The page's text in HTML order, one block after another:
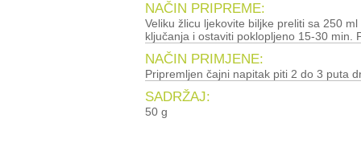
NAČIN PRIPREME:
Veliku žlicu ljekovite biljke preliti sa 250
ključanja i ostaviti poklopljeno 15-30 min.
NAČIN PRIMJENE:
Pripremljen čajni napitak piti 2 do 3 puta
SADRŽAJ:
50 g